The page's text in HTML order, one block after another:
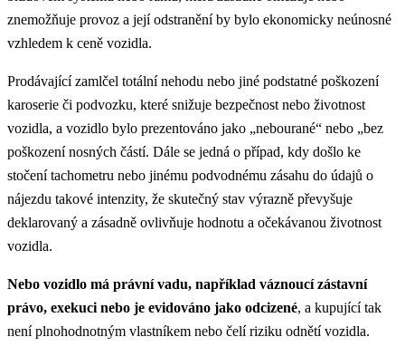
znemožňuje provoz a její odstranění by bylo ekonomicky neúnosné
vzhledem k ceně vozidla.
Prodávající zamlčel totální nehodu nebo jiné podstatné poškození
karoserie či podvozku, které snižuje bezpečnost nebo životnost
vozidla, a vozidlo bylo prezentováno jako „nebourané“ nebo „bez
poškození nosných částí. Dále se jedná o případ, kdy došlo ke
stočení tachometru nebo jinému podvodnému zásahu do údajů o
nájezdu takové intenzity, že skutečný stav výrazně převyšuje
deklarovaný a zásadně ovlivňuje hodnotu a očekávanou životnost
vozidla.
Nebo vozidlo má právní vadu, například váznoucí zástavní
právo, exekuci nebo je evidováno jako odcizené, a kupující tak
není plnohodnotným vlastníkem nebo čelí riziku odnětí vozidla.